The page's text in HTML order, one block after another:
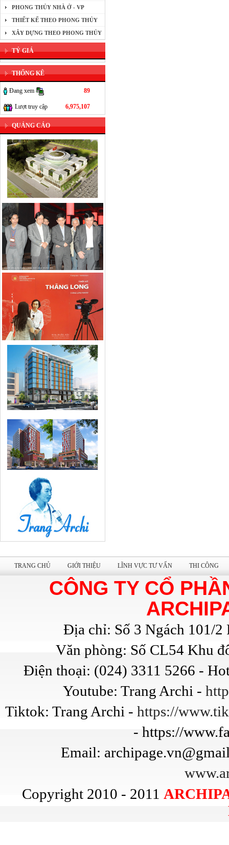
PHONG THỦY NHÀ Ở - VP
THIẾT KẾ THEO PHONG THỦY
XÂY DỰNG THEO PHONG THỦY
TỶ GIÁ
THỐNG KÊ
89
Đang xem
6,975,107
Lượt truy cập
QUẢNG CÁO
TRANG CHỦ GIỚI THIỆU LĨNH VỰC TƯ VẤN THI CÔNG
CÔNG TY CỔ
Địa chỉ: Số 3 Ngách 101/2
Văn phòng: Số CL54 Khu
Điện thoại: (024) 3311 5266 -
Youtube: Trang Archi -
Tiktok: Trang Archi - https://
- https://
Email:
Copyright 2010 - 2011